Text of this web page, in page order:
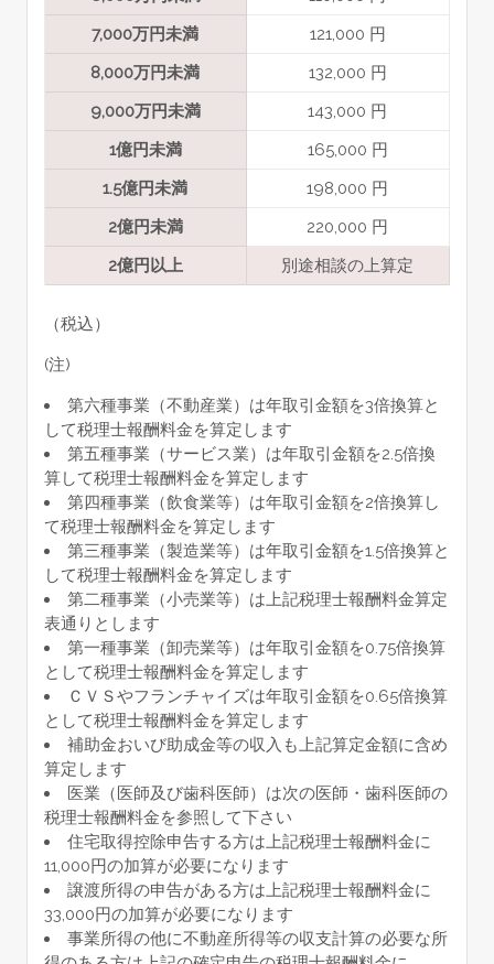
7,000万円未満
121,000 円
8,000万円未満
132,000 円
9,000万円未満
143,000 円
1億円未満
165,000 円
1.5億円未満
198,000 円
2億円未満
220,000 円
2億円以上
別途相談の上算定
（税込）
(注)
第六種事業（不動産業）は年取引金額を3倍換算と
して税理士報酬料金を算定します
第五種事業（サービス業）は年取引金額を2.5倍換
算して税理士報酬料金を算定します
第四種事業（飲食業等）は年取引金額を2倍換算し
て税理士報酬料金を算定します
第三種事業（製造業等）は年取引金額を1.5倍換算と
して税理士報酬料金を算定します
第二種事業（小売業等）は上記税理士報酬料金算定
表通りとします
第一種事業（卸売業等）は年取引金額を0.75倍換算
として税理士報酬料金を算定します
ＣＶＳやフランチャイズは年取引金額を0.65倍換算
として税理士報酬料金を算定します
補助金おいび助成金等の収入も上記算定金額に含め
算定します
医業（医師及び歯科医師）は次の医師・歯科医師の
税理士報酬料金を参照して下さい
住宅取得控除申告する方は上記税理士報酬料金に
11,000円の加算が必要になります
譲渡所得の申告がある方は上記税理士報酬料金に
33,000円の加算が必要になります
事業所得の他に不動産所得等の収支計算の必要な所